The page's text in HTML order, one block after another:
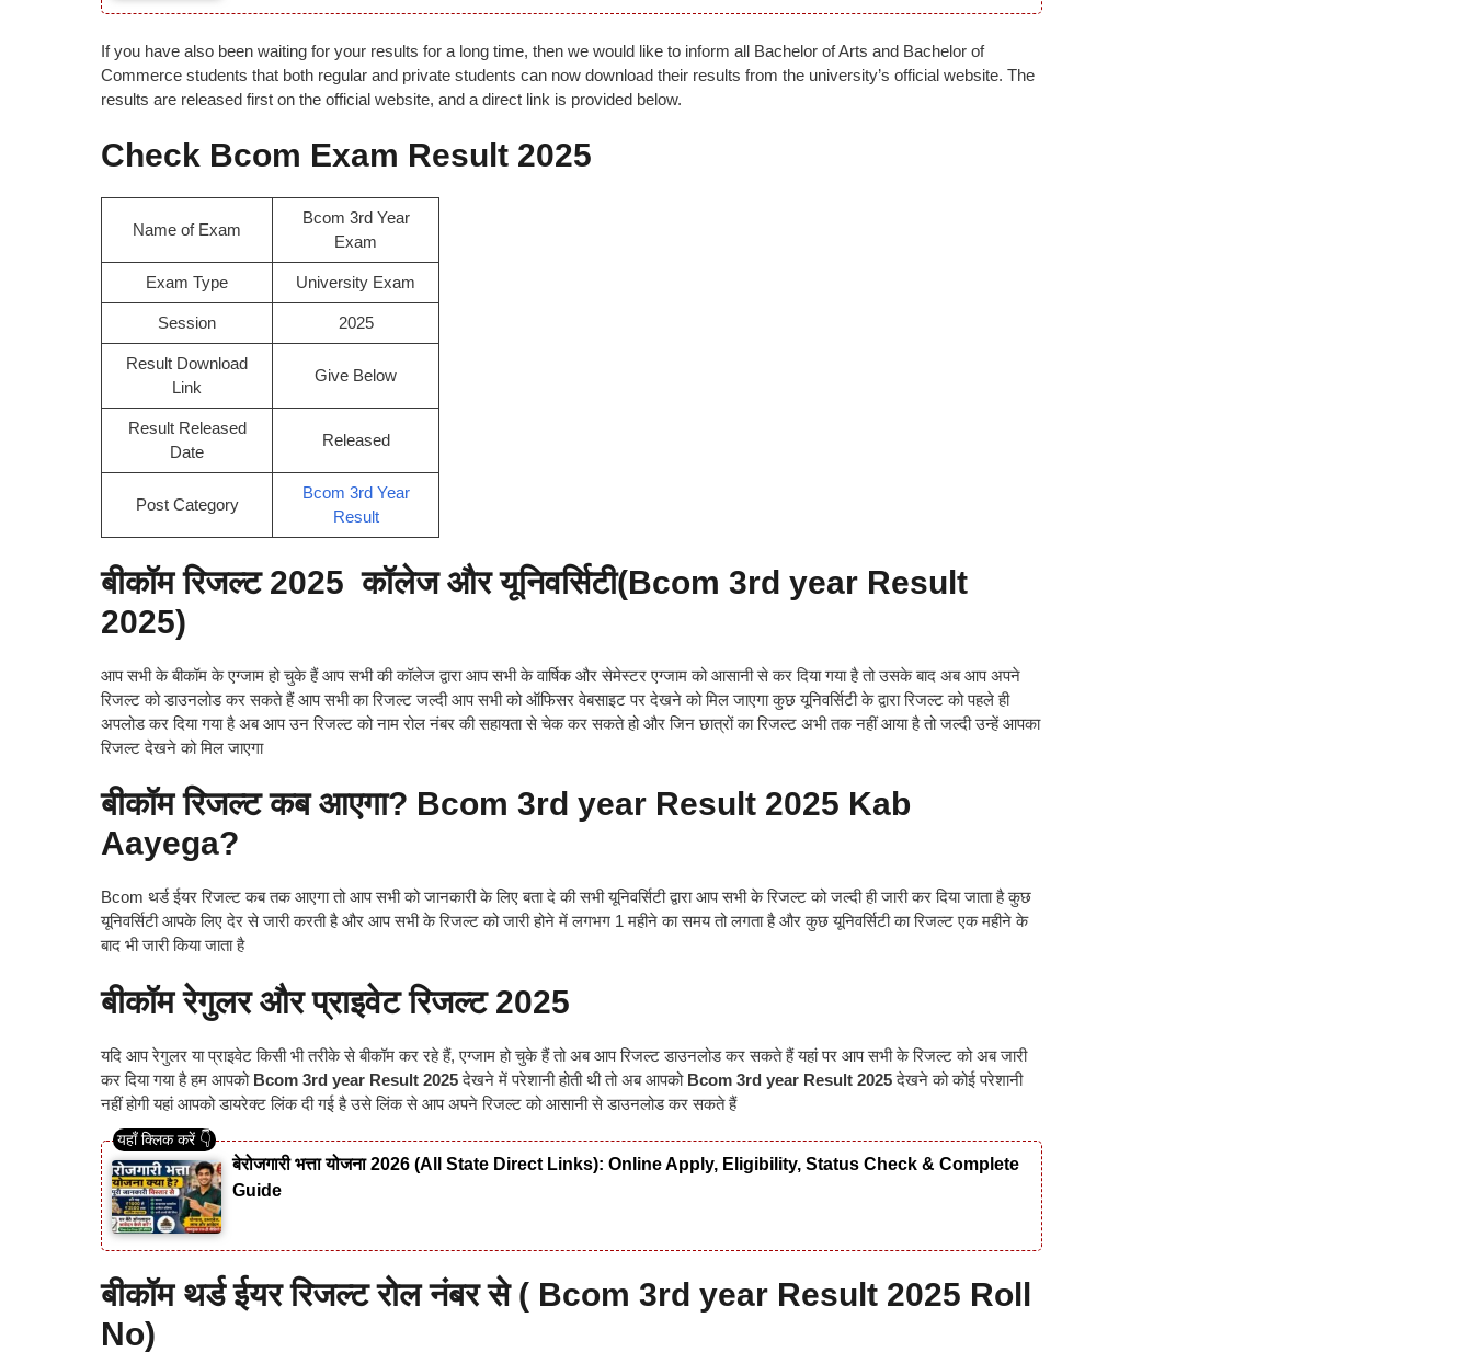
If you have also been waiting for your results for a long time, then we would like to inform all Bachelor of Arts and Bachelor of
Commerce students that both regular and private students can now download their results from the university’s official website. The
results are released first on the official website, and a direct link is provided below.
Check Bcom Exam Result 2025
Name of Exam
Bcom 3rd Year
Exam
Exam Type University Exam
Session 2025
Result Download
Link
Give Below
Result Released
Date
Released
Post Category
Bcom 3rd Year
Result
बीकॉम रिजल्ट 2025 कॉलेज और यूनिवर्सिटी(Bcom 3rd year Result
2025)
आप सभी के बीकॉम के एग्जाम हो चुके हैं आप सभी की कॉलेज द्वारा आप सभी के वार्षिक और सेमेस्टर एग्जाम को आसानी से कर दिया गया है तो उसके बाद अब आप अपने
रिजल्ट को डाउनलोड कर सकते हैं आप सभी का रिजल्ट जल्दी आप सभी को ऑफिसर वेबसाइट पर देखने को मिल जाएगा कुछ यूनिवर्सिटी के द्वारा रिजल्ट को पहले ही
अपलोड कर दिया गया है अब आप उन रिजल्ट को नाम रोल नंबर की सहायता से चेक कर सकते हो और जिन छात्रों का रिजल्ट अभी तक नहीं आया है तो जल्दी उन्हें आपका
रिजल्ट देखने को मिल जाएगा
बीकॉम रिजल्ट कब आएगा? Bcom 3rd year Result 2025 Kab
Aayega?
Bcom थर्ड ईयर रिजल्ट कब तक आएगा तो आप सभी को जानकारी के लिए बता दे की सभी यूनिवर्सिटी द्वारा आप सभी के रिजल्ट को जल्दी ही जारी कर दिया जाता है कुछ
यूनिवर्सिटी आपके लिए देर से जारी करती है और आप सभी के रिजल्ट को जारी होने में लगभग 1 महीने का समय तो लगता है और कुछ यूनिवर्सिटी का रिजल्ट एक महीने के
बाद भी जारी किया जाता है
बीकॉम रेगुलर और प्राइवेट रिजल्ट 2025
यदि आप रेगुलर या प्राइवेट किसी भी तरीके से बीकॉम कर रहे हैं, एग्जाम हो चुके हैं तो अब आप रिजल्ट डाउनलोड कर सकते हैं यहां पर आप सभी के रिजल्ट को अब जारी
कर दिया गया है हम आपको Bcom 3rd year Result 2025देखने में परेशानी होती थी तो अब आपको Bcom 3rd year Result 2025देखने को कोई परेशानी
नहीं होगी यहां आपको डायरेक्ट लिंक दी गई है उसे लिंक से आप अपने रिजल्ट को आसानी से डाउनलोड कर सकते हैं
बेरोजगारी भत्ता योजना 2026 (All State Direct Links): Online Apply, Eligibility, Status Check & Complete
Guide
बीकॉम थर्ड ईयर रिजल्ट रोल नंबर से ( Bcom 3rd year Result 2025 Roll
No)